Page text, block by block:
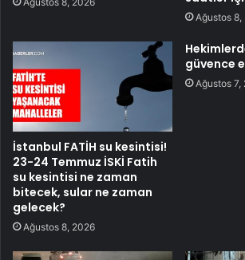
Ağustos 8,
İstanbul FATİH su kesintisi!
23-24 Temmuz İSKİ Fatih
su kesintisi ne zaman
bitecek, sular ne zaman
gelecek?
Ağustos 8, 2026
güvence
Ağustos 7,